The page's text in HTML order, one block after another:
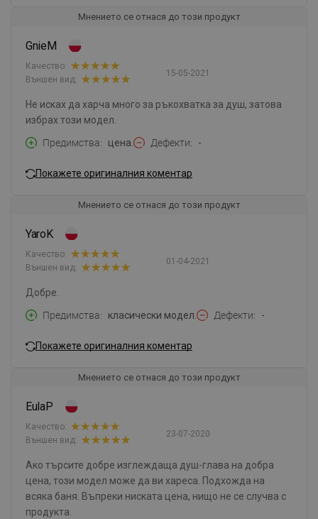
Мнението се отнася до този продукт
GnieM
15-05-2021
Качество:
Външен вид:
Не исках да харча много за ръкохватка за душ, затова
избрах този модел.
Предимства
цена. Дефекти -
Покажете оригиналния коментар
Мнението се отнася до този продукт
YaroK
01-04-2021
Качество:
Външен вид:
Добре.
Предимства
класически модел. Дефекти -
Покажете оригиналния коментар
Мнението се отнася до този продукт
EulaP
23-07-2020
Качество:
Външен вид:
Ако търсите добре изглеждаща душ-глава на добра
цена, този модел може да ви хареса. Подхожда на
всяка баня. Въпреки ниската цена, нищо не се случва с
продукта.